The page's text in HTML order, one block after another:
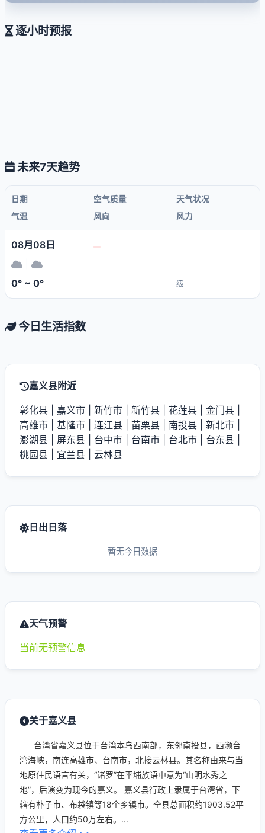
逐小时预报
未来7天趋势
日期 空气质量
天气状况
气温
风向 风力
08月08日
0° ~ 0° 级
今日生活指数
嘉义县附近
彰化县 嘉义市 新竹市 新竹县 花莲县 金门县
高雄市
基隆市 连江县 苗栗县 南投县 新北市
澎湖县
屏东县 台中市 台南市 台北市 台东县
桃园县
宜兰县 云林县
日出日落
暂无今日数据
天气预警
当前无预警信息
关于嘉义县
台湾省嘉义县位于台湾本岛西南部，东邻南投县，西濒台
湾海峡，南连高雄市、台南市，北接云林县。其名称由来与当
地原住民语言有关，“诸罗”在平埔族语中意为“山明水秀之
地”，后演变为现今的嘉义。 嘉义县行政上隶属于台湾省，下
辖有朴子市、布袋镇等18个乡镇市。全县总面积约1903.52平
方公里，人口约50万左右。...